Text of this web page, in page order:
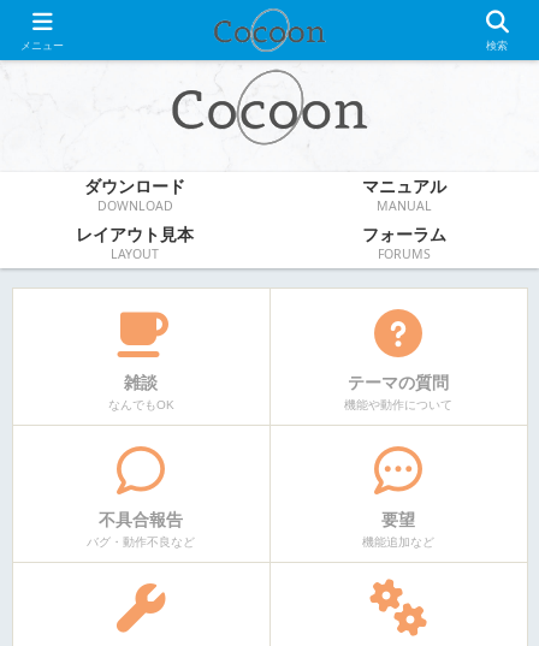
WordPress無料テーマ
ダウンロード
DOWNLOAD
マニュアル
MANUAL
レイアウト見本
LAYOUT
フォーラム
FORUMS
雑談
なんでもOK
テーマの質問
機能や動作について
不具合報告
バグ・動作不良など
要望
機能追加など
メニュー 検索